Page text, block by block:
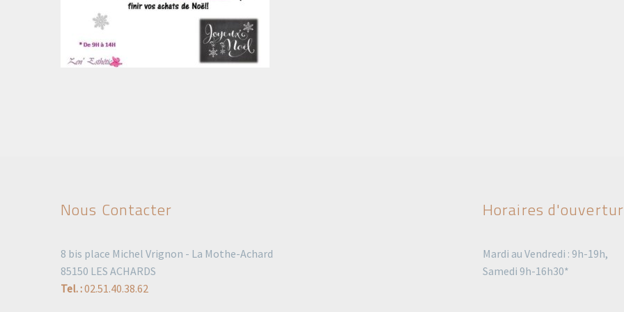
Nous Contacter
8 bis place Michel Vrignon - La Mothe-Achard
85150 LES ACHARDS
Tel. :02.51.40.38.62
Horaires
Mardi au Vendredi : 9h-19h,
Samedi 9h-16h30*